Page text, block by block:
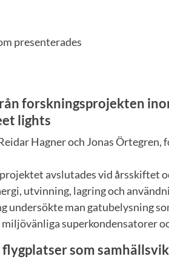
presenterades
forskningsprojekten
lights
Hagner och Jonas
avslutades vid årsskiftet
utvinning, lagring och
undersökte man gatubelysning
miljövänliga superkondensatorer
flygplatser som